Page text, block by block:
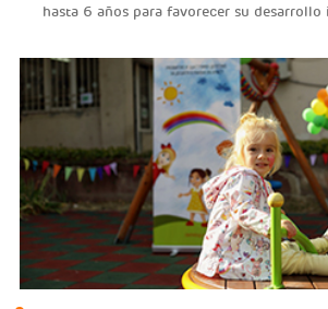
hasta 6 años para favorecer su desarrollo